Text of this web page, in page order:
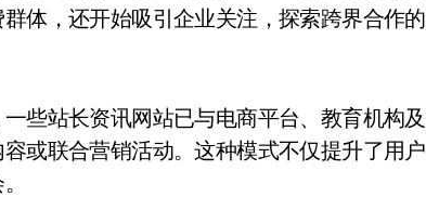
体，还开始吸引企业关注，探索跨界合作的
些站长资讯网站已与电商平台、教育机构及
或联合营销活动。这种模式不仅提升了用户